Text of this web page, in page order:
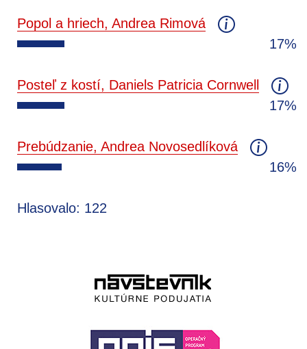
Popol a hriech, Andrea Rimová
17%
Posteľ z kostí, Daniels Patricia Cornwell
17%
Prebúdzanie, Andrea Novosedlíková
16%
Hlasovalo: 122